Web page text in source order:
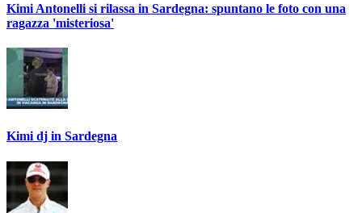
Kimi Antonelli si rilassa in Sardegna: spuntano le foto con una
ragazza 'misteriosa'
Kimi dj in Sardegna